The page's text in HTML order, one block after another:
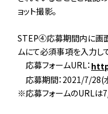
ョット撮影。
STEP④応募期間内に画面
ムにて必須事項を入力し
応募フォームURL：
応募期間：2021/7/28(
※応募フォームのURLは